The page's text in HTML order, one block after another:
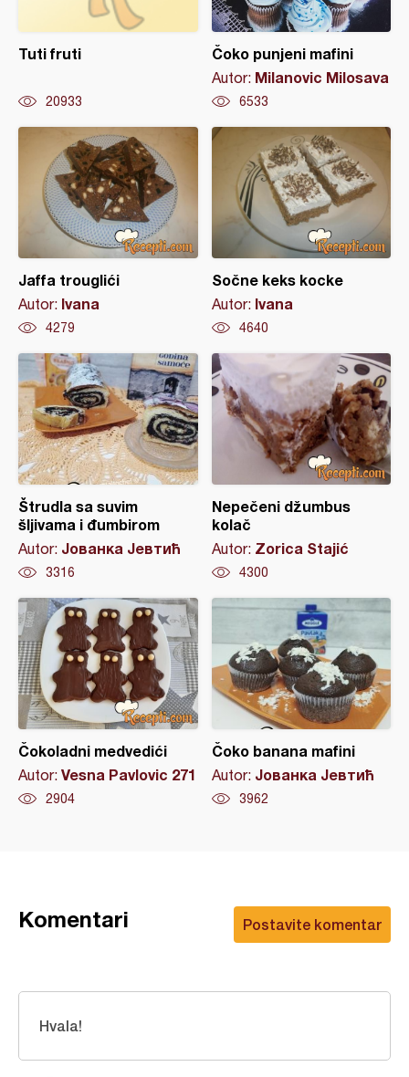
Tuti fruti
20933
Čoko punjeni mafini
Autor: Milanovic Milosava
6533
Jaffa trouglići
Autor: Ivana
4279
Sočne keks kocke
Autor: Ivana
4640
Štrudla sa suvim
šljivama i đumbirom
Autor: Јованка Јевтић
3316
Nepečeni džumbus
kolač
Autor: Zorica Stajić
4300
Čokoladni medvedići
Autor: Vesna Pavlovic 271
2904
Čoko banana mafini
Autor: Јованка Јевтић
3962
Postavite komentar
Komentari
Hvala!